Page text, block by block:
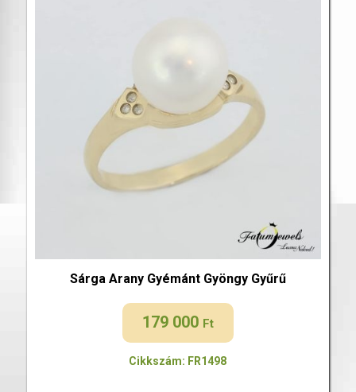
Sárga Arany Gyémánt Gyöngy Gyűrű
179 000 Ft
Cikkszám: FR1498